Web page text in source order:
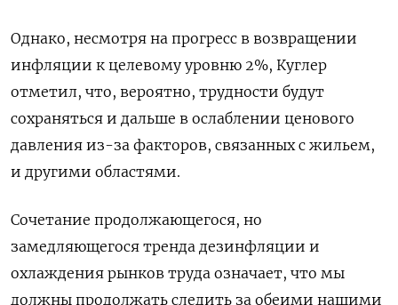
Однако, несмотря на прогресс в возвращении
инфляции к целевому уровню 2%, Куглер
отметил, что, вероятно, трудности будут
сохраняться и дальше в ослаблении ценового
давления из-за факторов, связанных с жильем,
и другими областями.
Сочетание продолжающегося, но
замедляющегося тренда дезинфляции и
охлаждения рынков труда означает, что мы
должны продолжать следить за обеими нашими